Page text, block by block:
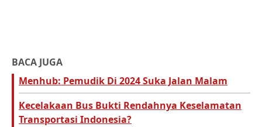
BACA JUGA
Menhub: Pemudik Di 2024 Suka Jalan Malam
Kecelakaan Bus Bukti Rendahnya Keselamatan
Transportasi Indonesia?